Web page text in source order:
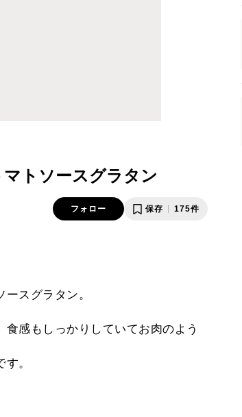
トソースグラタン
フォロー 保存 175件
スグラタン。
感もしっかりしていてお肉のよう
。